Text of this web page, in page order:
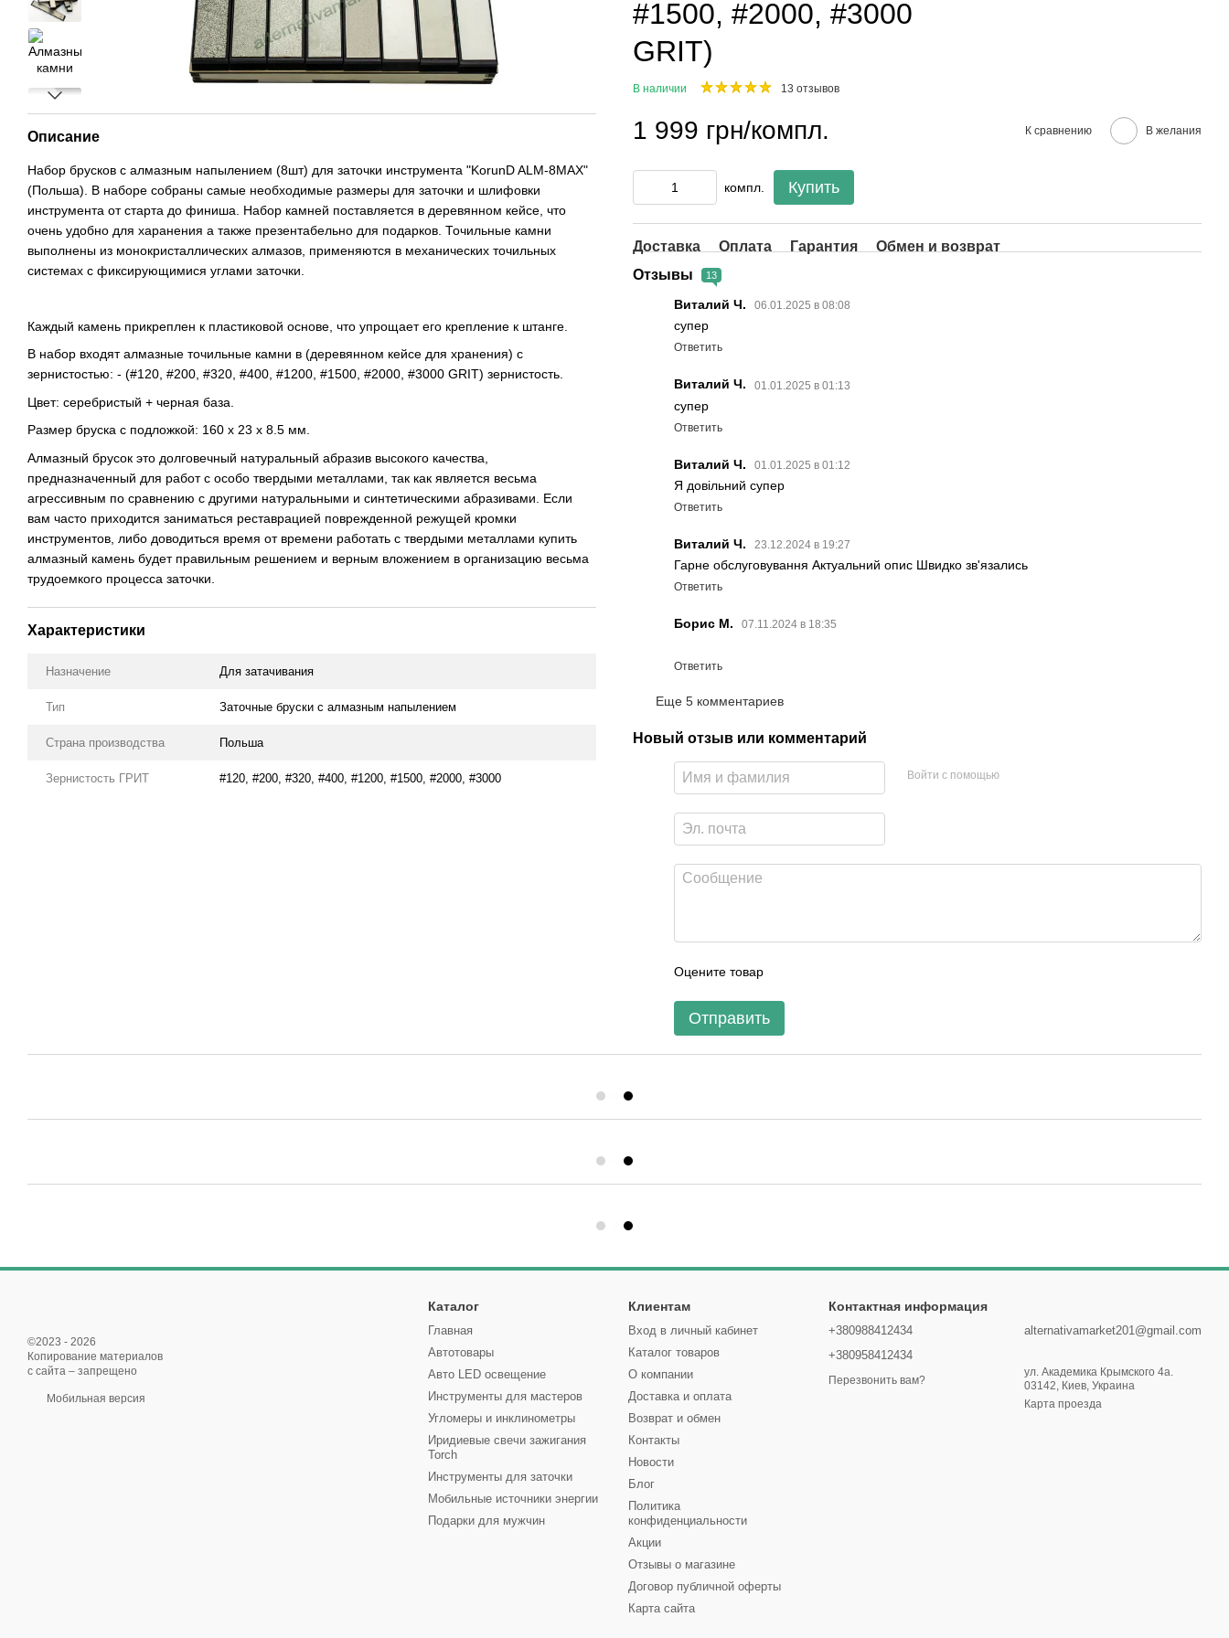
Описание
Набор брусков с алмазным напылением (8шт) для заточки инструмента "KorunD ALM-8MAX"
(Польша). В наборе собраны самые необходимые размеры для заточки и шлифовки
инструмента от старта до финиша. Набор камней поставляется в деревянном кейсе, что
очень удобно для харанения а также презентабельно для подарков. Точильные камни
выполнены из монокристаллических алмазов, применяются в механических точильных
системах с фиксирующимися углами заточки.
Каждый камень прикреплен к пластиковой основе, что упрощает его крепление к штанге.
В набор входят алмазные точильные камни в (деревянном кейсе для хранения) с
зернистостью: - (#120, #200, #320, #400, #1200, #1500, #2000, #3000 GRIT) зернистость.
Цвет: серебристый + черная база.
Размер бруска с подложкой: 160 х 23 х 8.5 мм.
Алмазный брусок это долговечный натуральный абразив высокого качества,
предназначенный для работ с особо твердыми металлами, так как является весьма
агрессивным по сравнению с другими натуральными и синтетическими абразивами. Если
вам часто приходится заниматься реставрацией поврежденной режущей кромки
инструментов, либо доводиться время от времени работать с твердыми металлами купить
алмазный камень будет правильным решением и верным вложением в организацию весьма
трудоемкого процесса заточки.
Характеристики
Назначение Для затачивания
Тип Заточные бруски с алмазным напылением
Страна производства Польша
Зернистость ГРИТ #120, #200, #320, #400, #1200, #1500, #2000, #3000
#1500, #2000, #3000
GRIT)
В наличии 13 отзывов
1 999 грн/компл. К сравнению В желания
компл. Купить
Доставка Оплата Гарантия
Обмен и возврат
Отзывы
13
Виталий Ч. 06.01.2025 в 08:08
супер
Ответить
Виталий Ч. 01.01.2025 в 01:13
супер
Ответить
Виталий Ч. 01.01.2025 в 01:12
Я довільний супер
Ответить
Виталий Ч. 23.12.2024 в 19:27
Гарне обслуговування Актуальний опис Швидко зв'язались
Ответить
Борис М. 07.11.2024 в 18:35
Ответить
Еще 5 комментариев
Новый отзыв или комментарий
Войти с помощью
Оцените товар
Отправить
©2023 - 2026
Копирование материалов
с сайта – запрещено
Мобильная версия
Каталог
Главная
Автотовары
Авто LED освещение
Инструменты для мастеров
Угломеры и инклинометры
Иридиевые свечи зажигания
Torch
Инструменты для заточки
Мобильные источники энергии
Подарки для мужчин
Клиентам
Вход в личный кабинет
Каталог товаров
О компании
Доставка и оплата
Возврат и обмен
Контакты
Новости
Блог
Политика
конфиденциальности
Акции
Отзывы о магазине
Договор публичной оферты
Карта сайта
Контактная информация
+380988412434
+380958412434
Перезвонить вам?
alternativamarket201@gmail.com
ул. Академика Крымского 4а.
03142, Киев, Украина
Карта проезда